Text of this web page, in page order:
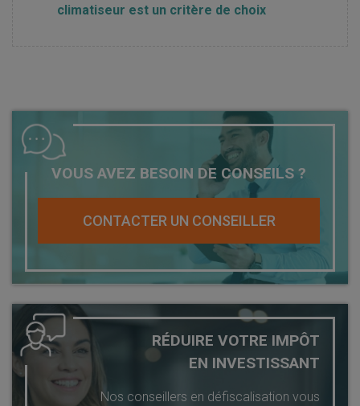
climatiseur est un critère de choix
VOUS AVEZ BESOIN DE CONSEILS ?
CONTACTER UN CONSEILLER
RÉDUIRE VOTRE IMPÔT
EN INVESTISSANT
Nos conseillers en défiscalisation vous